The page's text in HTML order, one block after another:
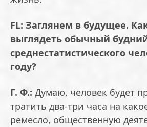
FL: Заглянем в будущее.
выглядеть обычный
среднестатистического
году?
Г. Ф.: Думаю, человек будет
тратить два-три часа на
ремесло, общественную